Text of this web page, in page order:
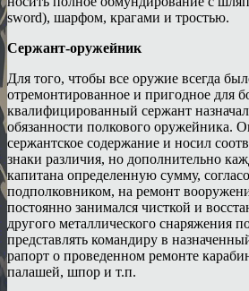
sword), шарфом, крагами и тростью.
Сержант-оружейник
Для того, чтобы все оружие всегда
отремонтированное и пригодное для
квалифицированный сержант
обязанности полкового оружейника.
сержантское содержание и носил
знаки различия, но дополнительно
капитана определенную сумму,
подполковником, на ремонт
постоянно занимался чисткой и
другого металлического снаряжения
представлять командиру в
рапорт о проведенном ремонте
палашей, шпор и т.п.